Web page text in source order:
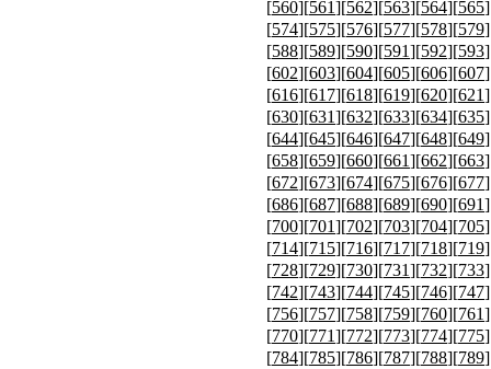
[560][561][562][563][564][565
[574][575][576][577][578][579
[588][589][590][591][592][593
[602][603][604][605][606][607
[616][617][618][619][620][621
[630][631][632][633][634][635
[644][645][646][647][648][649
[658][659][660][661][662][663
[672][673][674][675][676][677
[686][687][688][689][690][691
[700][701][702][703][704][705
[714][715][716][717][718][719
[728][729][730][731][732][733
[742][743][744][745][746][747
[756][757][758][759][760][761
[770][771][772][773][774][775
[784][785][786][787][788][789